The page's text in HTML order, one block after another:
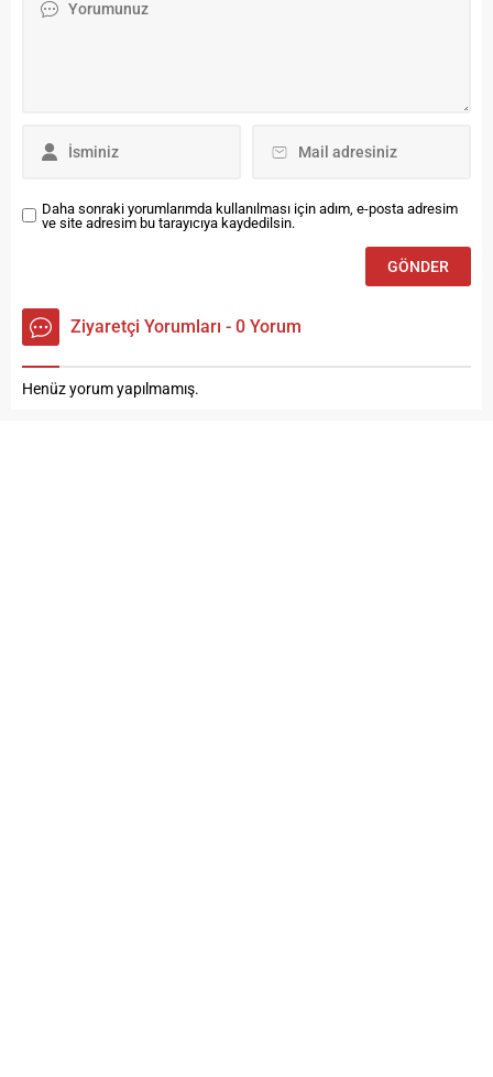
Daha sonraki yorumlarımda kullanılması için adım, e-posta adresim
ve site adresim bu tarayıcıya kaydedilsin.
Ziyaretçi Yorumları - 0 Yorum
Henüz yorum yapılmamış.